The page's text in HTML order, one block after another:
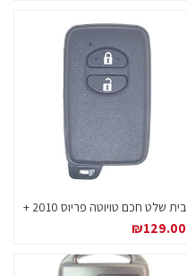
בית שלט חכם טויוטה פריוס 2010 +
₪129.00